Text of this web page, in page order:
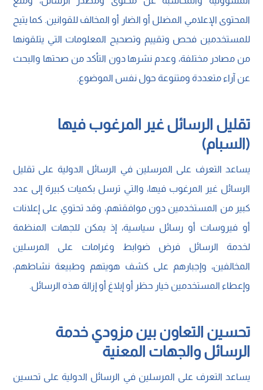
المحتوى الإعلامي المضلل أو الضار أو المخالف للقوانين. كما يتيح
للمستخدمين فحص وتقييم وتصحيح المعلومات التي يتلقونها
من مصادر مختلفة، وعدم نشرها دون التأكد من صحتها والبحث
عن آراء متعددة ومتنوعة حول نفس الموضوع.
تقليل الرسائل غير المرغوب فيها
(السبام)
يساعد التعرف على المرسلين في الرسائل الدولية على تقليل
الرسائل غير المرغوب فيها، والتي ترسل بكميات كبيرة إلى عدد
كبير من المستخدمين دون موافقتهم، وقد تحتوي على إعلانات
أو فيروسات أو رسائل سياسية، إذ يمكن للجهات المنظمة
لخدمة الرسائل فرض ضوابط وغرامات على المرسلين
المخالفين، وإجبارهم على كشف هويتهم وطبيعة نشاطهم،
وإعطاء المستخدمين خيار حظر أو إبلاغ أو إزالة هذه الرسائل.
تحسين التعاون بين مزودي خدمة
الرسائل والجهات المعنية
يساعد التعرف على المرسلين في الرسائل الدولية على تحسين